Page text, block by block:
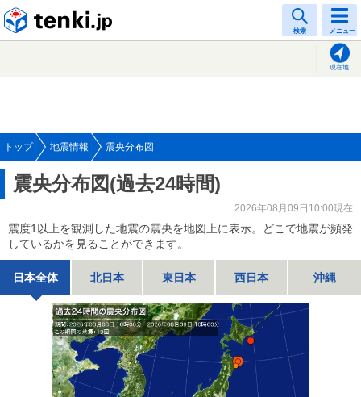
検索 メニュー
現在地
トップ 地震情報 震央分布図
震央分布図(過去24時間)
2026年08月09日10:00現在
震度1以上を観測した地震の震央を地図上に表示。どこで地震が頻発
しているかを見ることができます。
日本全体 北日本 東日本 西日本 沖縄